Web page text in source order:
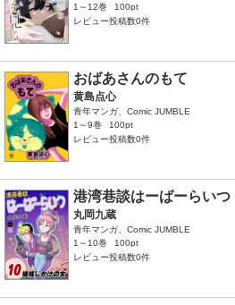
1～12巻
100pt
レビュー投稿数0件
おばあさんのもて
黄島点心
青年マンガ、Comic JUMBLE
1～9巻
100pt
レビュー投稿数0件
港湾巷談はーばーらいつ
丸岡九蔵
青年マンガ、Comic JUMBLE
1～10巻
100pt
レビュー投稿数0件